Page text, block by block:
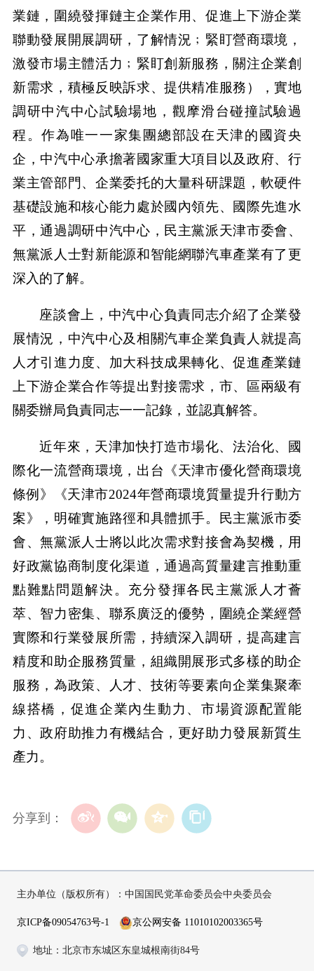
業鏈，圍繞發揮鏈主企業作用、促進上下游企業
聯動發展開展調研，了解情況﹔緊盯營商環境，
激發市場主體活力﹔緊盯創新服務，關注企業創
新需求，積極反映訴求、提供精准服務），實地
調研中汽中心試驗場地，觀摩滑台碰撞試驗過
程。作為唯一一家集團總部設在天津的國資央
企，中汽中心承擔著國家重大項目以及政府、行
業主管部門、企業委托的大量科研課題，軟硬件
基礎設施和核心能力處於國內領先、國際先進水
平，通過調研中汽中心，民主黨派天津市委會、
無黨派人士對新能源和智能網聯汽車產業有了更
深入的了解。
座談會上，中汽中心負責同志介紹了企業發
展情況，中汽中心及相關汽車企業負責人就提高
人才引進力度、加大科技成果轉化、促進產業鏈
上下游企業合作等提出對接需求，市、區兩級有
關委辦局負責同志一一記錄，並認真解答。
近年來，天津加快打造市場化、法治化、國
際化一流營商環境，出台《天津市優化營商環境
條例》《天津市2024年營商環境質量提升行動方
案》，明確實施路徑和具體抓手。民主黨派市委
會、無黨派人士將以此次需求對接會為契機，用
好政黨協商制度化渠道，通過高質量建言推動重
點難點問題解決。充分發揮各民主黨派人才薈
萃、智力密集、聯系廣泛的優勢，圍繞企業經營
實際和行業發展所需，持續深入調研，提高建言
精度和助企服務質量，組織開展形式多樣的助企
服務，為政策、人才、技術等要素向企業集聚牽
線搭橋，促進企業內生動力、市場資源配置能
力、政府助推力有機結合，更好助力發展新質生
產力。
分享到：
主办单位（版权所有）：中国国民党革命委员会中央委员会
京ICP备09054763号-1 京公网安备 11010102003365号
地址：北京市东城区东皇城根南街84号